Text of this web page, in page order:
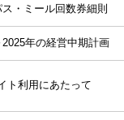
ス・ミール回数券細則
年の経営中期計画
ト利用にあたって